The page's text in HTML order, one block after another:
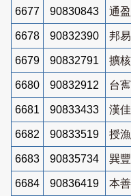
6677 90830843 通
6678 90832390 邦
6679 90832791 擴
6680 90832912 台
6681 90833433 漢
6682 90833519 授
6683 90835734 巽
6684 90836419 本